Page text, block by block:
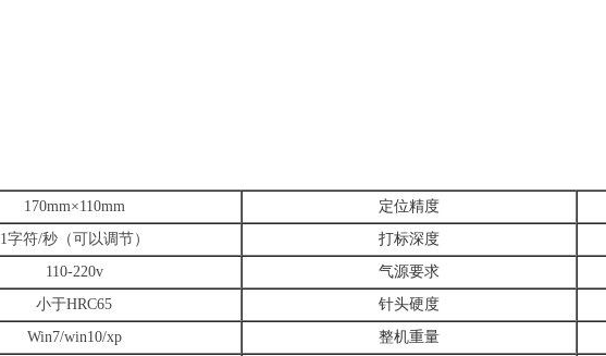
170mm×110mm 定位精度
1字符/秒（可以调节） 打标深度
110-220v 气源要求
小于HRC65 针头硬度
Win7/win10/xp 整机重量